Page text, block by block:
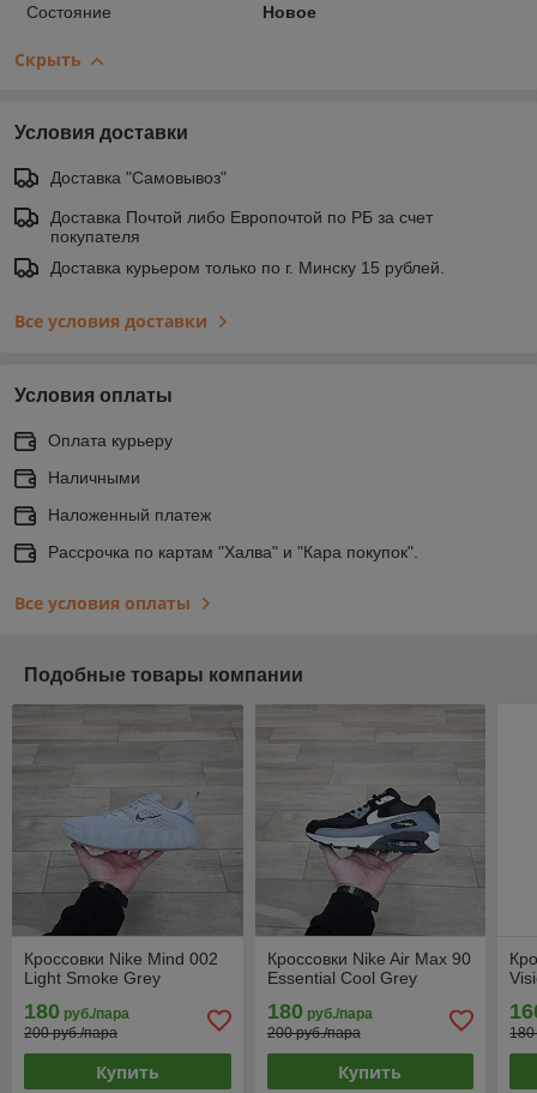
Состояние
Новое
Скрыть
Условия доставки
Доставка "Самовывоз"
Доставка Почтой либо Европочтой по РБ за счет
покупателя
Доставка курьером только по г. Минску 15 рублей.
Все условия доставки
Условия оплаты
Оплата курьеру
Наличными
Наложенный платеж
Рассрочка по картам "Халва" и "Кара покупок".
Все условия оплаты
Подобные товары компании
Кроссовки Nike Mind 002
Light Smoke Grey
180 руб./пара
200 руб./пара
Купить
Кроссовки Nike Air Max 90
Essential Cool Grey
180руб./пара
200 руб./пара
Купить
180